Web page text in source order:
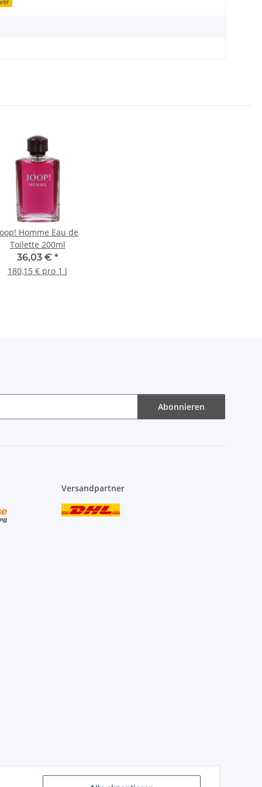
Homme Eau de
Toilette 200ml
36,03 € *
180,15 € pro 1 l
Abonnieren
Versandpartner